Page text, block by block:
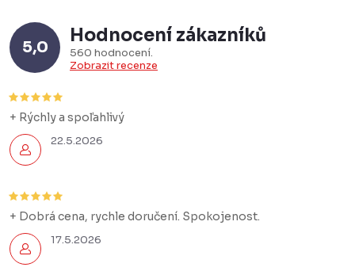
5,0
Hodnocení zákazníků
560 hodnocení
Zobrazit recenze
22.5.2026
+ Rýchly a spoľahlivý
17.5.2026
+ Dobrá cena, rychle doručení. Spokojenost.